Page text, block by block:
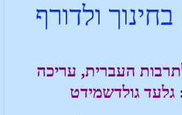
ולדורף
העברית, עריכה
גלעד גולדשמידט